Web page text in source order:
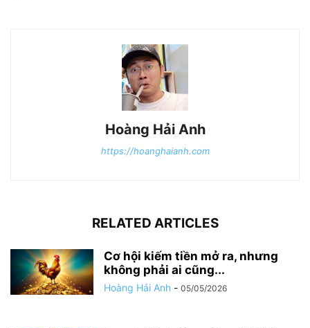
Hoàng Hải Anh
https://hoanghaianh.com
RELATED ARTICLES
Cơ hội kiếm tiền mở ra, nhưng
không phải ai cũng...
Hoàng Hải Anh - 05/05/2026